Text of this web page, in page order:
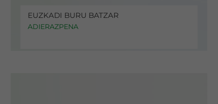
EUZKADI BURU BATZAR
ADIERAZPENA